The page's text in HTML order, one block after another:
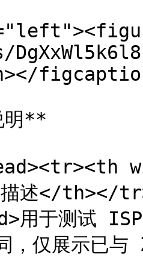
明**
述</th></
用于测试
，仅展示已